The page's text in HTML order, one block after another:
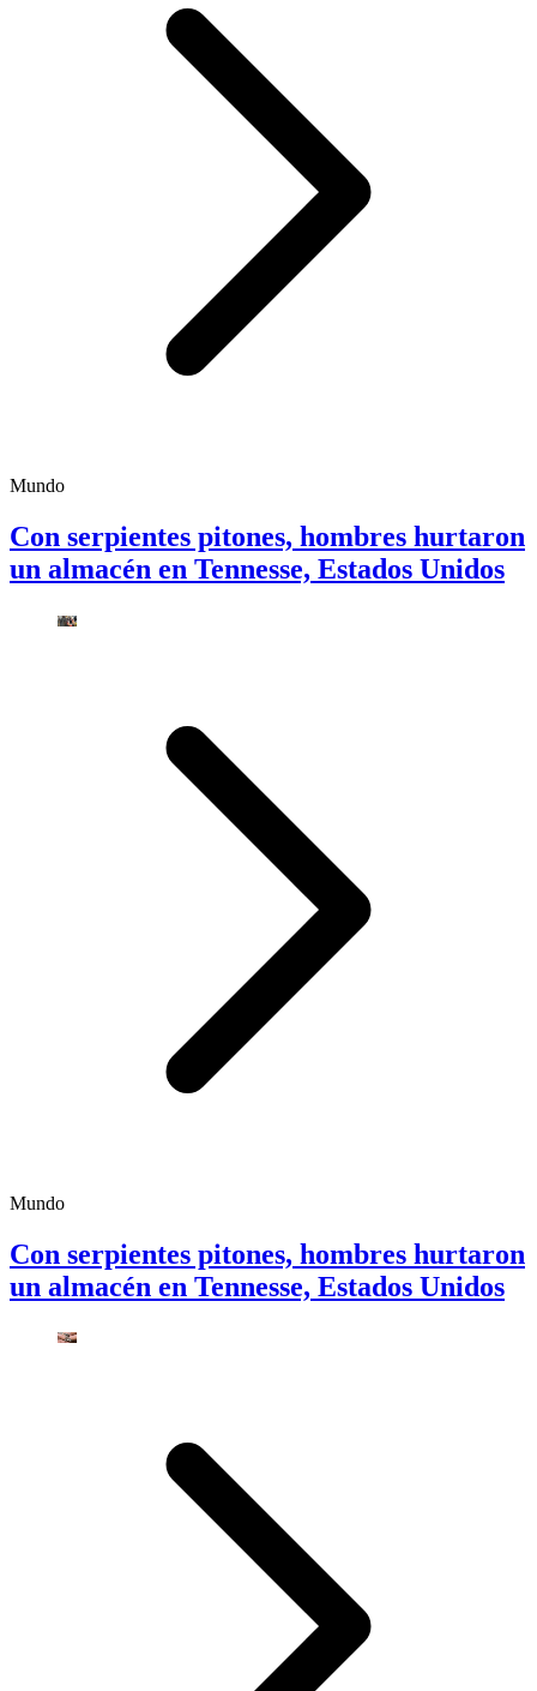
Mundo
Con serpientes pitones, hombres hurtaron
un almacén en Tennesse, Estados Unidos
Mundo
Con serpientes pitones, hombres hurtaron
un almacén en Tennesse, Estados Unidos